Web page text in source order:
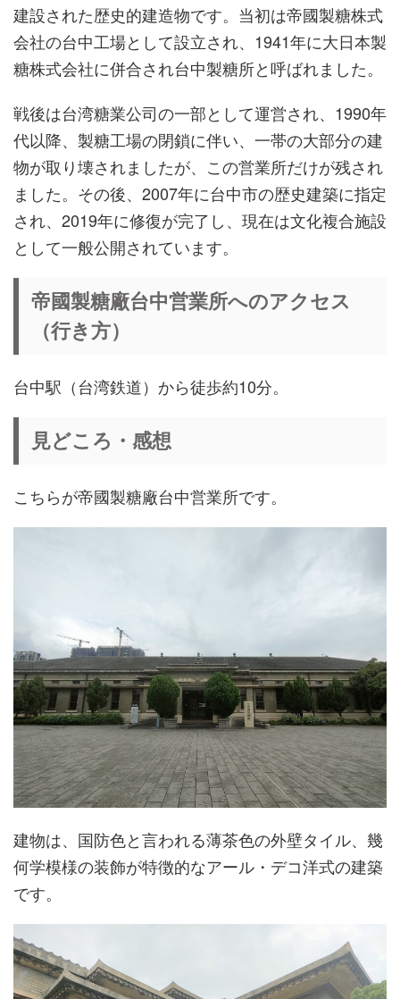
建設された歴史的建造物です。当初は帝國製糖株式
会社の台中工場として設立され、1941年に大日本製
糖株式会社に併合され台中製糖所と呼ばれました。
戦後は台湾糖業公司の一部として運営され、1990年
代以降、製糖工場の閉鎖に伴い、一帯の大部分の建
物が取り壊されましたが、この営業所だけが残され
ました。その後、2007年に台中市の歴史建築に指定
され、2019年に修復が完了し、現在は文化複合施設
として一般公開されています。
帝國製糖廠台中営業所へのアクセス
（行き方）
台中駅（台湾鉄道）から徒歩約10分。
見どころ・感想
こちらが帝國製糖廠台中営業所です。
建物は、国防色と言われる薄茶色の外壁タイル、幾
何学模様の装飾が特徴的なアール・デコ洋式の建築
です。